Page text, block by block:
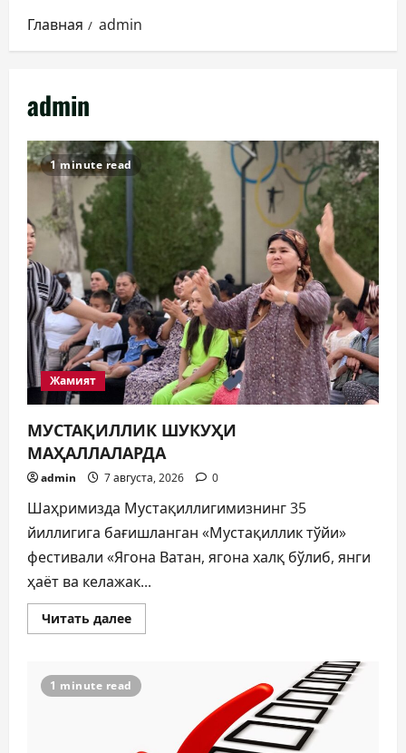
Главная admin
admin
1 minute read
Жамият
МУСТАҚИЛЛИК ШУКУҲИ
МАҲАЛЛАЛАРДА
admin 7 августа, 2026 0
Шаҳримизда Мустақиллигимизнинг 35
йиллигига бағишланган «Мустақиллик тўйи»
фестивали «Ягона Ватан, ягона халқ бўлиб, янги
ҳаёт ва келажак...
Читать далееПрочитать
больше
МАҲАЛЛАЛАРДА
1 minute read